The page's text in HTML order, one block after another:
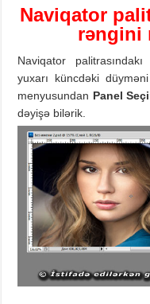
Naviqator
rəngini
Naviqator
yuxarı küncdəki
menyusundan Panel
dəyişə bilərik.